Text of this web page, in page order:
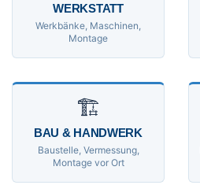
WERKSTATT
Werkbänke, Maschinen,
Montage
🏗
BAU & HANDWERK
Baustelle, Vermessung,
Montage vor Ort